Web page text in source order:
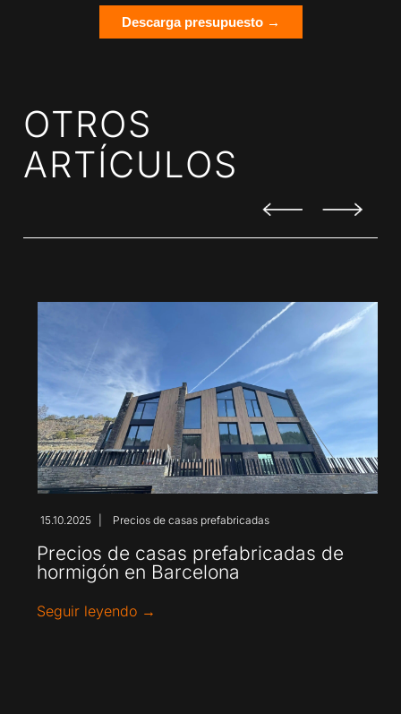
Descarga presupuesto →
OTROS
ARTÍCULOS
Precios de casas prefabricadas de
hormigón en Barcelona
15.10.2025 |
Precios de casas prefabricadas
Seguir leyendo →